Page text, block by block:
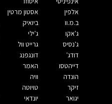
אלפין
אסטון מרטין
ב.מ.וו
ביואיק
ג'אקו
ג'ילי
ג'נסיס
גרייט וול
דודג'
דונגפנג
דייהטסו
האמר
הונדה
וויה
זיקר
טויוטה
יגואר
יונדאי